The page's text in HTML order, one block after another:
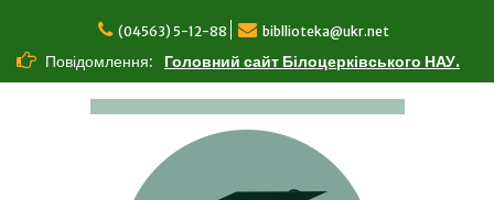
вмісту
(04563) 5-12-88 bibllioteka@ukr.net
Повідомлення: Головний сайт Білоцерківського НАУ.